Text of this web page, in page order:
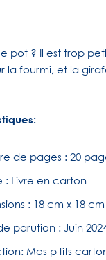
pot ? Il est trop
la fourmi, et la
de pages : 20
: Livre en carton
: 18 cm x 18
parution : Juin
Mes p'tits